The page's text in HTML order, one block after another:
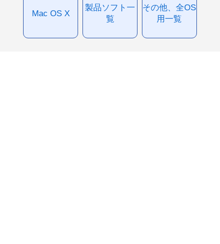
Mac OS X
製品ソフト一
覧
その他、全OS
用一覧